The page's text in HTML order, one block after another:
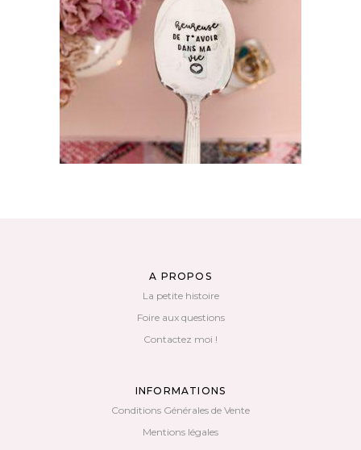
CUILLÈRE À DESSERT GRAVÉE VINTAGE :
HEUREUSE DE T’AVOIR DANS MA VIE
35,00€
AJOUTER AU PANIER
A PROPOS
La petite histoire
Foire aux questions
Contactez moi !
INFORMATIONS
Conditions Générales de Vente
Mentions légales